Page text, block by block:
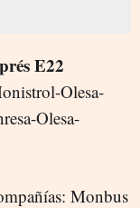
E22
Olesa-
Olesa-
Monbus